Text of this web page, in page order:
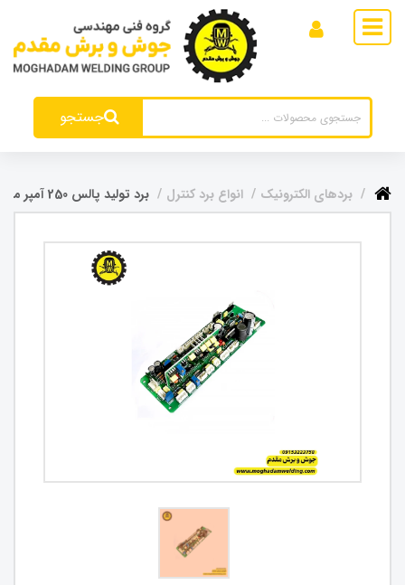
جستجو
بردهای الکترونیک انواع برد کنترل برد تولید پالس 250 آمپر ماسفتی